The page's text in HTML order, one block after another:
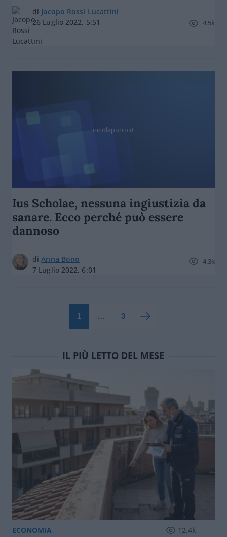
di Jacopo Rossi Lucattini
26 Luglio 2022, 5:51
4.5k
nicolaporro.it
Ius Scholae, nessuna ingiustizia da
sanare. Ecco perché può essere
dannoso
diAnna Bono
7 Luglio 2022, 6:01
4.3k
1 … 3
IL PIÙ LETTO DEL MESE
ECONOMIA 12.4k